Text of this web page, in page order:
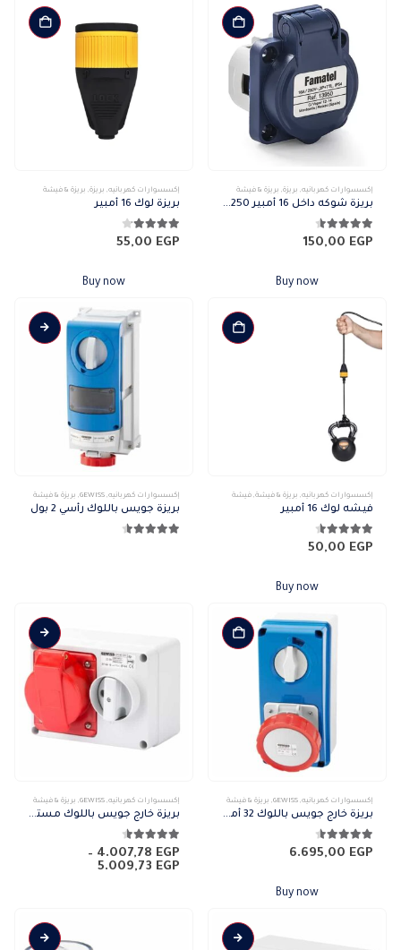
إكسسوارات كهربائيه, بريزة, بريزة & فيشة
بريزة شوكه داخل 16 أمبير 250 فولت IP54
4.44من 5
150,00 EGP
Buy now
إكسسوارات كهربائيه, بريزة, بريزة & فيشة
بريزة لوك 16 أمبير
4.11من 5
55,00 EGP
Buy now
إكسسوارات كهربائيه, بريزة & فيشة, فيشة
فيشه لوك 16 أمبير
4.44من 5
50,00 EGP
Buy now
إكسسوارات كهربائيه,
GEWISS
, بريزة & فيشة
بريزة جويس باللوك رأسي 2 بول
إكسسوارات كهربائيه,
GEWISS
, بريزة & فيشة
بريزة خارج جويس باللوك 32 أمبير IP67 5P
4.50من 5
6.695,00 EGP
Buy now
العديد
من
الأشكال
المختلفة
إكسسوارات كهربائيه,
GEWISS
, بريزة & فيشة
بريزة خارج جويس باللوك مستطيلة 32 أمبير IP44
4.50من 5
4.007,78 EGP
–
5.009,73 EGP
نطاق